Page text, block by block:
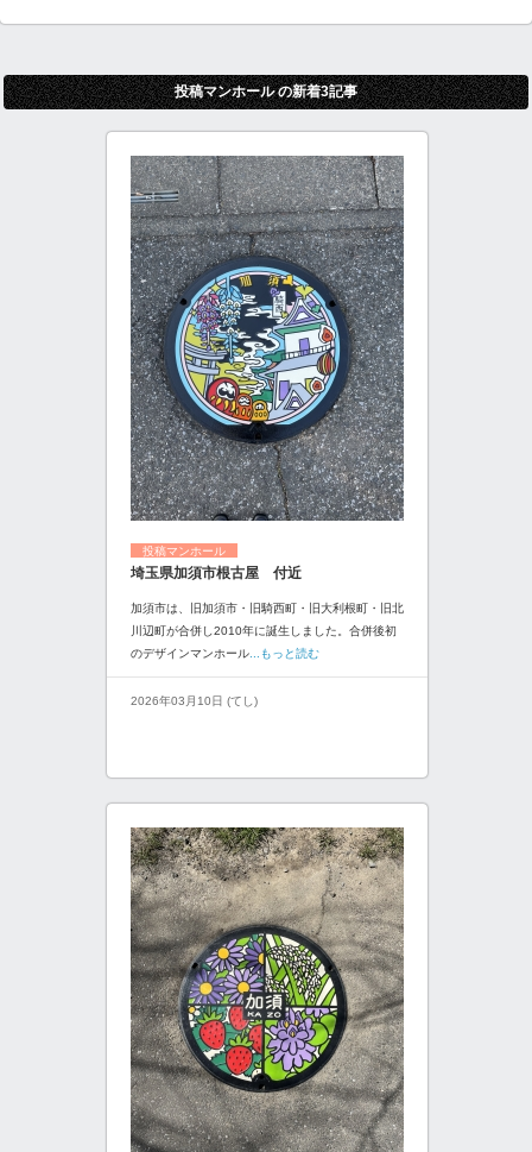
投稿マンホール の新着3記事
投稿マンホール
埼玉県加須市根古屋 付近
加須市は、旧加須市・旧騎西町・旧大利根町・旧北
川辺町が合併し2010年に誕生しました。合併後初
のデザインマンホール ...もっと読む
2026年03月10日 (てし)